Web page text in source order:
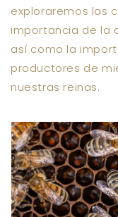
exploraremos las
importancia de la
así como la
productores de
nuestras reinas.